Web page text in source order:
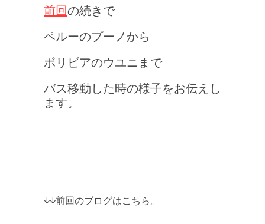
前回の続きで
ペルーのプーノから
ボリビアのウユニまで
バス移動した時の様子をお伝えし
ます。
↓↓前回のブログはこちら。